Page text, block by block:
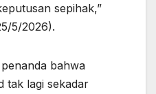
sepihak,”
5/2026).
bahwa
tak lagi sekadar